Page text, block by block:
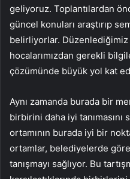
geliyoruz. Toplantılardan
güncel konuları araştırıp
belirliyorlar.
hocalarımızdan gerekli
çözümünde büyük yol kat
Aynı zamanda burada bir
birbirini daha iyi tanımasını
ortamının burada iyi bir
ortamlar, belediyelerde
tanışmayı sağlıyor. Bu